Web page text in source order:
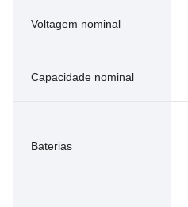
Voltagem nominal
Capacidade nominal
Baterias